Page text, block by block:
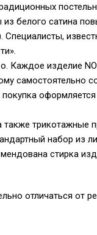
белого сатина
Специалисты,
Каждое изделие
самостоятельно
также трикотажные
набор из
стирка
отличаться от